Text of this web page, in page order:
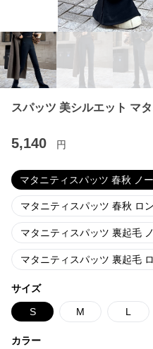
スパッツ 美シルエット マ
5,140 円
マタニティスパッツ 春秋 ノ
マタニティスパッツ 春秋 ロ
マタニティスパッツ 裏起毛
マタニティスパッツ 裏起毛
サイズ
S M L
カラー